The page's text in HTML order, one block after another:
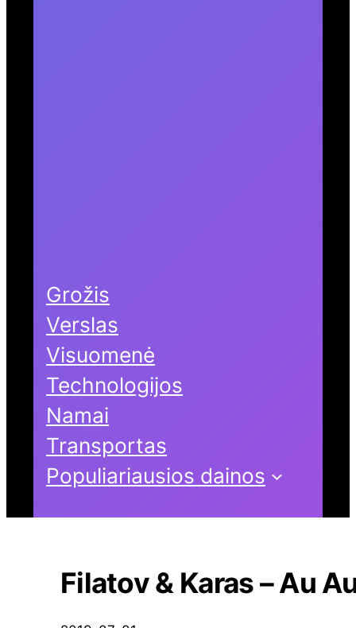
Grožis
Verslas
Visuomenė
Technologijos
Namai
Transportas
Populiariausios dainos
Filatov & Karas – Au